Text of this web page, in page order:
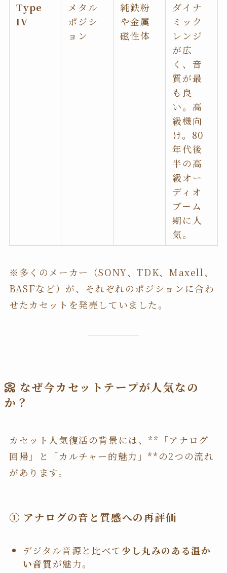
Type
IV
メタル
ポジシ
ョン
純鉄粉
や金属
磁性体
ダイナ
ミック
レンジ
が広
く、音
質が最
も良
い。高
級機向
け。80
年代後
半の高
級オー
ディオ
ブーム
期に人
気。
※多くのメーカー（SONY、TDK、Maxell、
BASFなど）が、それぞれのポジションに合わ
せたカセットを発売していました。
📀 なぜ今カセットテープが人気なの
か？
カセット人気復活の背景には、**「アナログ
回帰」と「カルチャー的魅力」**の2つの流れ
があります。
① アナログの音と質感への再評価
デジタル音源と比べて少し丸みのある温か
い音質が魅力。